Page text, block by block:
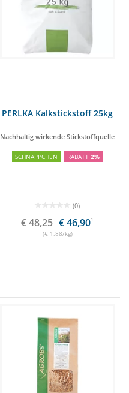
PERLKA Kalkstickstoff 25kg
Nachhaltig wirkende Stickstoffquelle
SCHNÄPPCHEN RABATT 2%
(0)
€ 48,25 € 46,901
(€ 1,88/kg)